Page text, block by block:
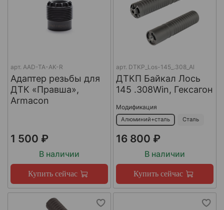
арт. AAD-TA-AK-R
Адаптер резьбы для
ДТК «Правша»,
Armacon
1 500 ₽
В наличии
Купить сейчас
арт. DTKP_Los-145_.308_Al
ДТКП Байкал Лось
145 .308Win, Гексагон
Модификация
Алюминий+сталь Сталь
16 800 ₽
В наличии
Купить сейчас